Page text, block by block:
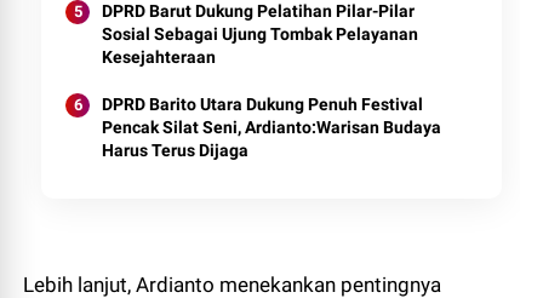
DPRD Barut Dukung Pelatihan Pilar-Pilar
Sosial Sebagai Ujung Tombak Pelayanan
Kesejahteraan
DPRD Barito Utara Dukung Penuh Festival
Pencak Silat Seni, Ardianto:Warisan Budaya
Harus Terus Dijaga
Lebih lanjut, Ardianto menekankan pentingnya